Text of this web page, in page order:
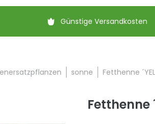
Günstige Versandkosten
sonne Fetthenne
Fetthenne